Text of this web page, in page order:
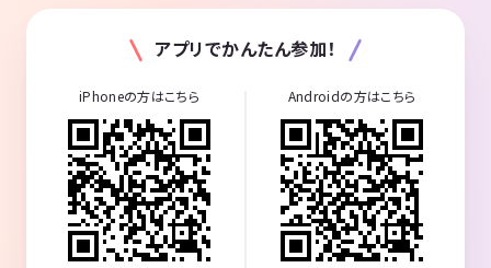
アプリでかんたん参加！
iPhoneの方はこちら Androidの方はこちら